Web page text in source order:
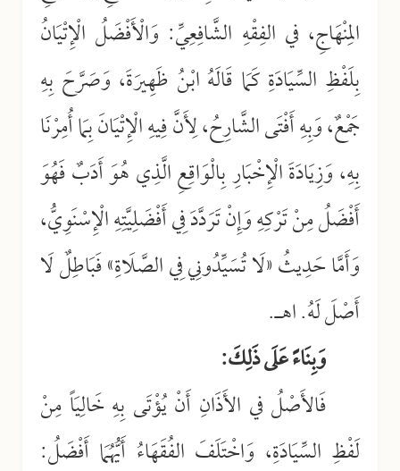
المِنْهَاجِ، في الفِقْهِ الشَّافِعِيِّ: وَالْأَفْضَلُ الْإِتْيَانُ
بِلَفْظِ السِّيَادَةِ كَمَا قَالَهُ ابْنُ ظَهِيرَةَ، وَصَرَّحَ بِهِ
جَمْعٌ، وَبِهِ أَفْتَى الشَّارِحُ، لِأَنَّ فِيهِ الْإِتْيَانَ بِمَا أُمِرْنَا
بِهِ، وَزِيَادَةَ الْإِخْبَارِ بِالْوَاقِعِ الَّذِي هُوَ أَدَبٌ فَهُوَ
أَفْضَلُ مِنْ تَرْكِهِ وَإِنْ تَرَدَّدَ فِي أَفْضَلِيَّتِهِ الْإِسْنَوِيُّ،
وَأَمَّا حَدِيثُ «لَا تُسَيِّدُونِي فِي الصَّلَاةِ» فَبَاطِلٌ لَا
أَصْلَ لَهُ. اهـ.
وَبِنَاءً عَلَى ذَلِكَ:
فَالأَصْلُ في الأَذَانِ أَنْ يُؤْتَى بِهِ خَالِيَاً مِنْ
لَفْظِ السِّيَادَةِ، وَاخْتَلَفَ الفُقَهَاءُ أَيُّهُمَا أَفْضَلُ: